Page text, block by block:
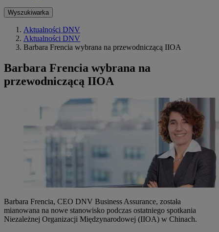
Wyszukiwarka
Aktualności DNV
Aktualności DNV
Barbara Frencia wybrana na przewodniczącą IIOA
Barbara Frencia wybrana na
przewodniczącą IIOA
Barbara Frencia, CEO DNV Business Assurance, została
mianowana na nowe stanowisko podczas ostatniego spotkania
Niezależnej Organizacji Międzynarodowej (IIOA) w Chinach.